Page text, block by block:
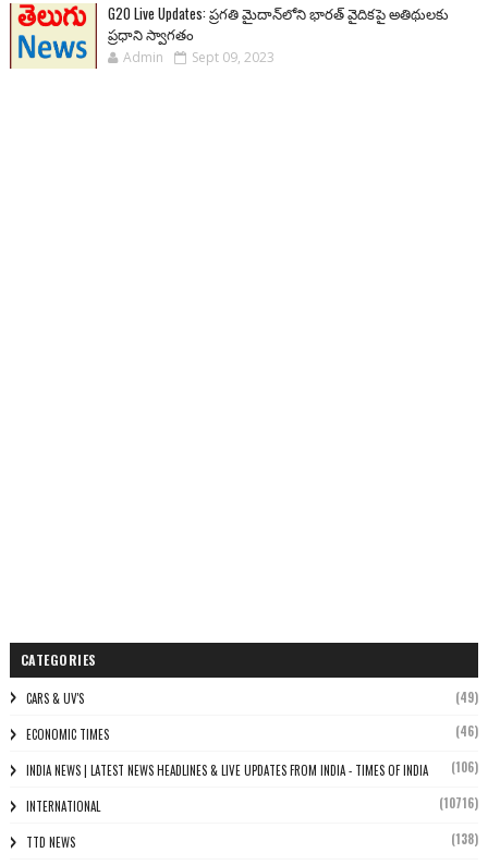
G20 Live Updates: ప్రగతి మైదాన్‌లోని భారత్ వైదికపై అతిథులకు
ప్రధాని స్వాగతం
Admin Sept 09, 2023
CATEGORIES
CARS & UV'S (49)
ECONOMIC TIMES (46)
INDIA NEWS | LATEST NEWS HEADLINES & LIVE UPDATES FROM INDIA - TIMES OF INDIA (106)
INTERNATIONAL (10716)
TTD NEWS (138)